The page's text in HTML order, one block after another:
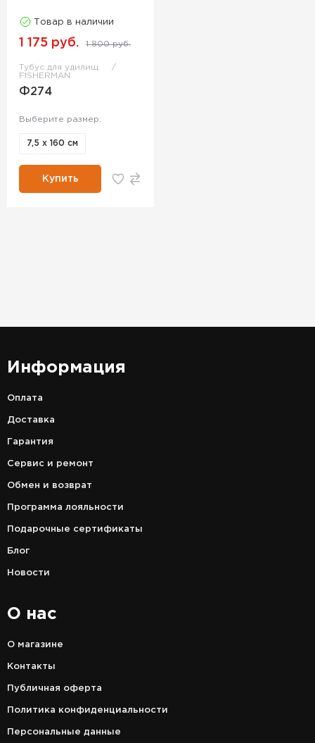
Товар в наличии
1 175 руб. 1 800 руб.
Тубус для удилищ
FISHERMAN
Ф274
Выберите размер:
7,5 х 160 см
Купить
Информация
Оплата
Доставка
Гарантия
Сервис и ремонт
Обмен и возврат
Программа лояльности
Подарочные сертификаты
Блог
Новости
О нас
О магазине
Контакты
Публичная оферта
Политика конфиденциальности
Персональные данные